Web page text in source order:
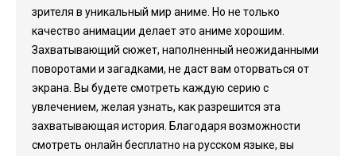
зрителя в уникальный мир аниме. Но не только
качество анимации делает это аниме хорошим.
Захватывающий сюжет, наполненный неожиданными
поворотами и загадками, не даст вам оторваться от
экрана. Вы будете смотреть каждую серию с
увлечением, желая узнать, как разрешится эта
захватывающая история. Благодаря возможности
смотреть онлайн бесплатно на русском языке, вы